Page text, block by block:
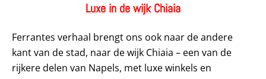
Luxe in de wijk Chiaia
Ferrantes verhaal brengt ons ook naar de andere
kant van de stad, naar de wijk Chiaia – een van de
rijkere delen van Napels, met luxe winkels en